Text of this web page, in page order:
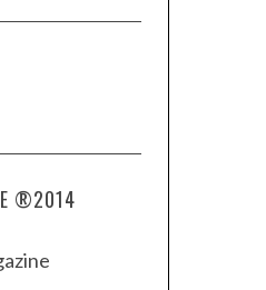
®2014